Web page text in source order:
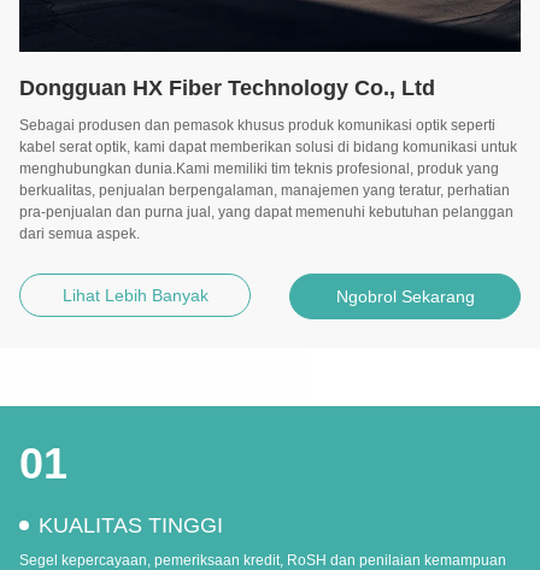
Dongguan HX Fiber Technology Co., Ltd
Sebagai produsen dan pemasok khusus produk komunikasi optik seperti
kabel serat optik, kami dapat memberikan solusi di bidang komunikasi untuk
menghubungkan dunia.Kami memiliki tim teknis profesional, produk yang
berkualitas, penjualan berpengalaman, manajemen yang teratur, perhatian
pra-penjualan dan purna jual, yang dapat memenuhi kebutuhan pelanggan
dari semua aspek.
Lihat Lebih Banyak Ngobrol Sekarang
01
KUALITAS TINGGI
Segel kepercayaan, pemeriksaan kredit, RoSH dan penilaian kemampuan